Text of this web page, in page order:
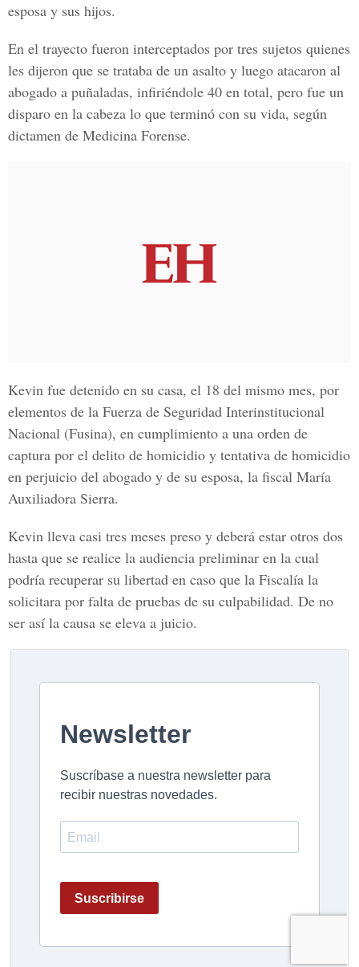
esposa y sus hijos.
En el trayecto fueron interceptados por tres sujetos quienes
les dijeron que se trataba de un asalto y luego atacaron al
abogado a puñaladas, infiriéndole 40 en total, pero fue un
disparo en la cabeza lo que terminó con su vida, según
dictamen de Medicina Forense.
Kevin fue detenido en su casa, el 18 del mismo mes, por
elementos de la Fuerza de Seguridad Interinstitucional
Nacional (Fusina), en cumplimiento a una orden de
captura por el delito de homicidio y tentativa de homicidio
en perjuicio del abogado y de su esposa, la fiscal María
Auxiliadora Sierra.
Kevin lleva casi tres meses preso y deberá estar otros dos
hasta que se realice la audiencia preliminar en la cual
podría recuperar su libertad en caso que la Fiscalía la
solicitara por falta de pruebas de su culpabilidad. De no
ser así la causa se eleva a juicio.